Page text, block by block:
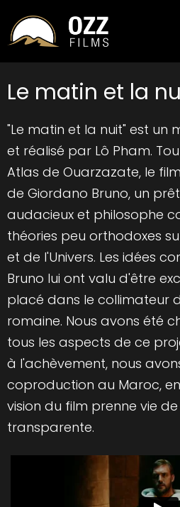
Le matin et la
"Le matin et la nuit" est un
et réalisé par Lô Pham.
Atlas de Ouarzazate, le
de Giordano Bruno, un
audacieux et philosophe
théories peu orthodoxes
et de l'Univers. Les idées
Bruno lui ont valu d'être
placé dans le collimateur
romaine. Nous avons été
tous les aspects de ce
à l'achèvement, nous
coproduction au Maroc,
vision du film prenne vie
transparente.